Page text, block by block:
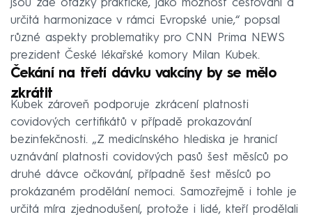
jsou zde otázky praktické, jako možnost cestování a
určitá harmonizace v rámci Evropské unie,“ popsal
různé aspekty problematiky pro CNN Prima NEWS
prezident České lékařské komory Milan Kubek.
Čekání na třetí dávku vakcíny by se mělo
zkrátit
Kubek zároveň podporuje zkrácení platnosti
covidových certifikátů v případě prokazování
bezinfekčnosti. „Z medicínského hlediska je hranicí
uznávání platnosti covidových pasů šest měsíců po
druhé dávce očkování, případně šest měsíců po
prokázaném prodělání nemoci. Samozřejmě i tohle je
určitá míra zjednodušení, protože i lidé, kteří prodělali